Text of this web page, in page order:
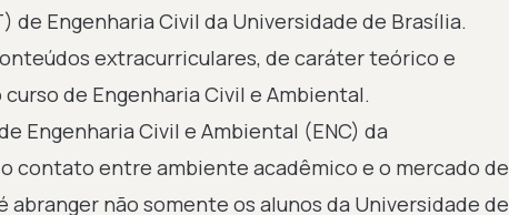
de Engenharia Civil da Universidade de Brasília.
extracurriculares, de caráter teórico e
de Engenharia Civil e Ambiental.
Engenharia Civil e Ambiental (ENC) da
contato entre ambiente acadêmico e o mercado de
abranger não somente os alunos da Universidade de